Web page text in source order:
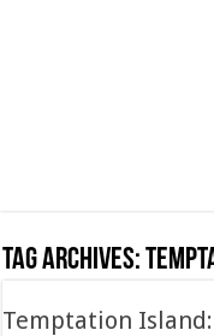
Tag Archives:
Temptation